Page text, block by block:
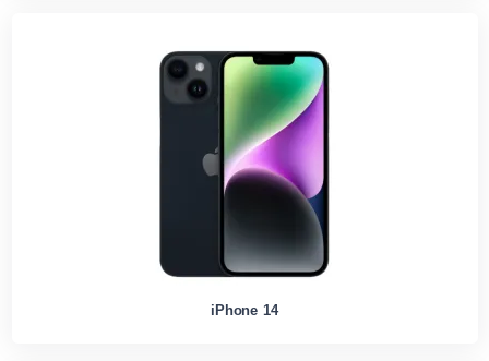
iPhone 14